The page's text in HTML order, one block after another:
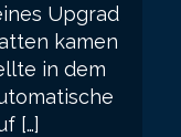
Upgrad
kamen
in dem
[…]